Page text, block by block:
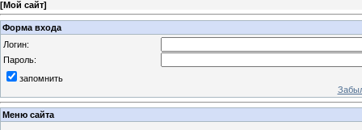
[Мой сайт]
Форма входа
Логин:
Пароль:
запомнить
Меню сайта